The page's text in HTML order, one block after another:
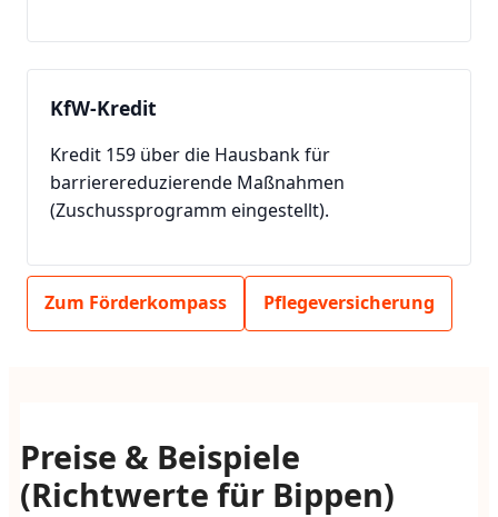
KfW-Kredit
Kredit 159 über die Hausbank für
barrierereduzierende Maßnahmen
(Zuschussprogramm eingestellt).
Zum Förderkompass Pflegeversicherung
Preise & Beispiele
(Richtwerte für Bippen)